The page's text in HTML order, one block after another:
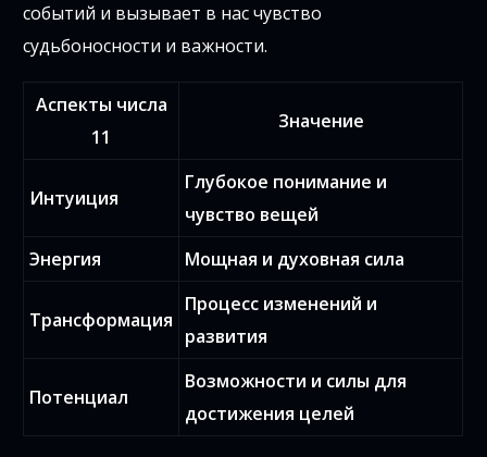
событий и вызывает в нас чувство
судьбоносности и важности.
Аспекты числа
11
Значение
Интуиция
Глубокое понимание и
чувство вещей
Энергия
Мощная и духовная сила
Трансформация
Процесс изменений и
развития
Потенциал
Возможности и силы для
достижения целей